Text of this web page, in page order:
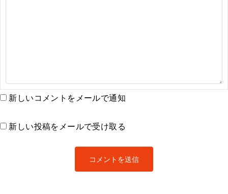
新しいコメントをメールで通知
新しい投稿をメールで受け取る